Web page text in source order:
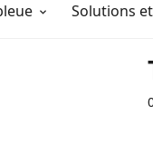
Solutions